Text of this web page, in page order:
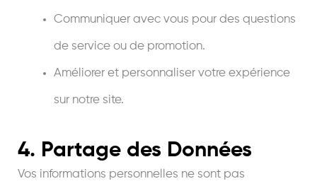
Communiquer avec vous pour des questions
de service ou de promotion.
Améliorer et personnaliser votre expérience
sur notre site.
4. Partage des Données
Vos informations personnelles ne sont pas